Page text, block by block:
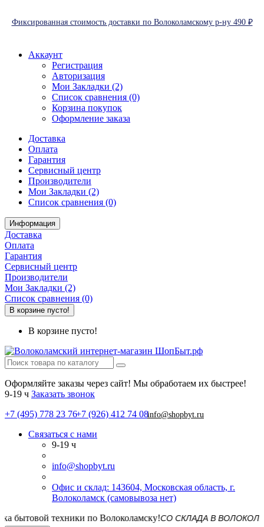
Фиксированная стоимость доставки по Волоколамскому р-ну 490 ₽
Аккаунт
Регистрация
Авторизация
Мои Закладки (2)
Список сравнения (0)
Корзина покупок
Оформление заказа
Доставка
Оплата
Гарантия
Сервисный центр
Производители
Мои Закладки (2)
Список сравнения (0)
Информация
Доставка
Оплата
Гарантия
Сервисный центр
Производители
Мои Закладки (2)
Список сравнения (0)
В корзине пусто!
В корзине пусто!
Оформляйте заказы через сайт! Мы обработаем их быстрее!
9-19 ч Заказать звонок
+7 (495) 778 23 76+7 (926) 412 74 08info@shopbyt.ru
Связаться с нами
9-19 ч
info@shopbyt.ru
Офис и склад: 143604, Московская область, г.
Волоколамск (самовывоза нет)
СО СКЛАДА В ВОЛОКОЛАМСКЕ!